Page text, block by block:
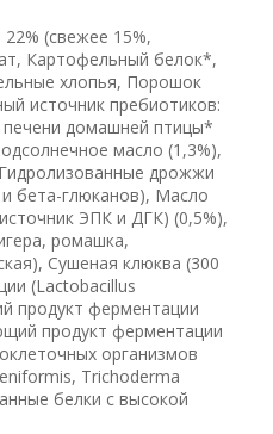
(свежее 15%,
Картофельный белок*,
хлопья, Порошок
источник пребиотиков:
печени домашней птицы*
масло (1,3%),
дрожжи
бета-глюканов), Масло
ЭПК и ДГК) (0,5%),
ромашка,
Сушеная клюква (300
(Lactobacillus
продукт ферментации
продукт ферментации
организмов
Trichoderma
белки с высокой